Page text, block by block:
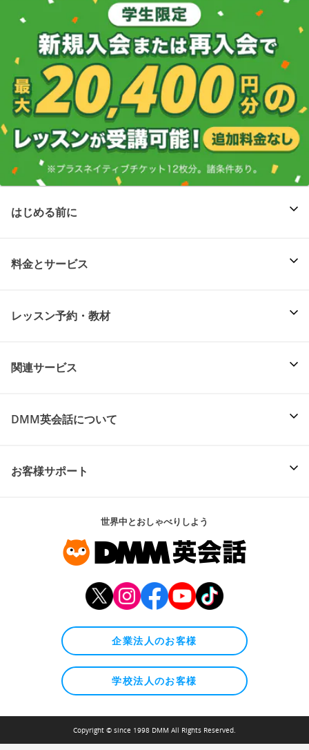
はじめる前に
料金とサービス
レッスン予約・教材
関連サービス
DMM英会話について
お客様サポート
世界中とおしゃべりしよう
企業法人のお客様
学校法人のお客様
Copyright © since 1998 DMM All Rights Reserved.